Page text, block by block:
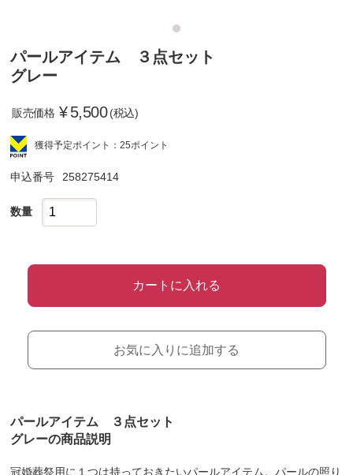
パールアイテム ３点セット
グレー
販売価格 ¥5,500 (税込)
獲得予定ポイント：25ポイント
申込番号 258275414
数量
カートに入れる
お気に入りに追加する
パールアイテム ３点セット
グレーの商品説明
冠婚葬祭用に１つは持っておきたいパールアイテム。パールの照り